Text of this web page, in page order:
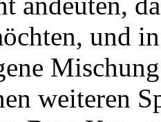
und
weiteren